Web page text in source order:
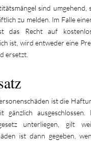
sind umgehend,
zu melden. Im Falle
das Recht auf
ist, wird entweder eine
ersetzt.
ist die
gänzlich
unterliegen, gilt
ist dann gegeben,